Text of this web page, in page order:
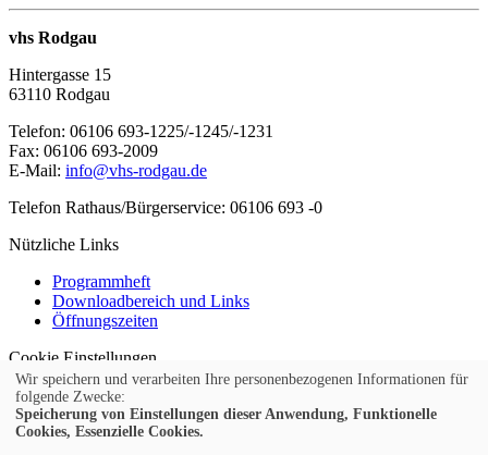
vhs Rodgau
Hintergasse 15
63110 Rodgau
Telefon: 06106 693-1225/-1245/-1231
Fax: 06106 693-2009
E-Mail: info@vhs-rodgau.de
Telefon Rathaus/Bürgerservice: 06106 693 -0
Nützliche Links
Programmheft
Downloadbereich und Links
Öffnungszeiten
Cookie Einstellungen
© 2026 Kubus Software GmbH
Impressum
Teilnahmebedingungen
Wir speichern und verarbeiten Ihre personenbezogenen Informationen für
folgende Zwecke:
Speicherung von Einstellungen dieser Anwendung, Funktionelle
Cookies, Essenzielle Cookies.